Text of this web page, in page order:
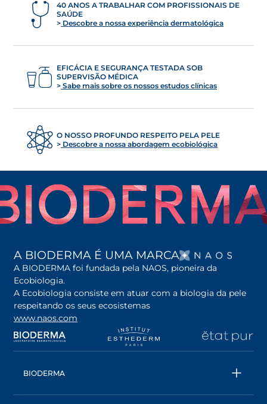
40 ANOS A TRABALHAR COM PROFISSIONAIS DE
SAÚDE
Descobre a nossa experiência dermatológica
EFICÁCIA E SEGURANÇA TESTADA SOB
SUPERVISÃO MÉDICA
Sabe mais sobre os nossos estudos clínicas
O NOSSO PROFUNDO RESPEITO PELA PELE
Descobre a nossa abordagem ecobiológica
A BIODERMA É UMA MARCA
A BIODERMA foi fundada pela NAOS, pioneira da
Ecobiologia.
A Ecobiologia consiste em atuar com a biologia da pele
respeitando os seus ecosistemas
www.naos.com
opens in a new tab opens in a new tab
BIODERMA